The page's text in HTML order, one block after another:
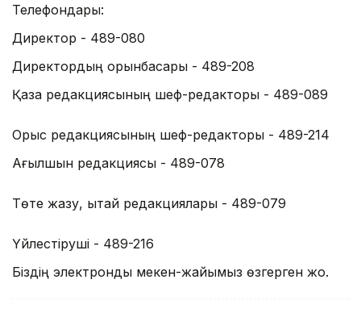
Телефондары:
Директор - 489-080
Директордың орынбасары - 489-208
Қазақ редакциясының шеф-редакторы - 489-089
Орыс редакциясының шеф-редакторы - 489-214
Ағылшын редакциясы - 489-078
Төте жазу, қытай редакциялары - 489-079
Үйлестіруші - 489-216
Біздің электрондық мекен-жайымыз өзгерген жоқ.